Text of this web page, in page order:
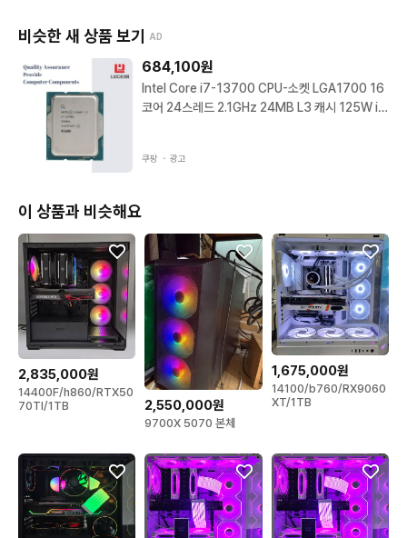
쿨러  ···  앱코 P360 포세이돈 ARGB  ->  교체 가능  ✅신품
메인보드  ···  h810  ->  교체 가능  ✅신품
능)
그래픽카드  ···  RX9070XT ✅신품 (변경 가능)
파워  ···  80 + 브론즈 800W 이상  ->  교체 가능  ✅신품
케이스  ···  DS900 어항케이스  ✅신품 (변경 가능)
변경 시 추가금 표기된 항목 외 다른 부품도
전국 유일! 국내 최저가로 변경 가능!
💬 번개톡 / 전화 / 문자 언제든지 문의 주세요!
비슷한 새 상품 보기 AD
684,100원
Intel Core i7-13700 CPU-소켓 LGA1700 16
코어 24스레드 2.1GHz 24MB L3 캐시 125W in
쿠팡 ・ 광고
이 상품과 비슷해요
2,835,000원
14400F/h860/RTX50
70TI/1TB
2,550,000원
9700X 5070 본체
1,675,000원
14100/b760/RX9060
XT/1TB